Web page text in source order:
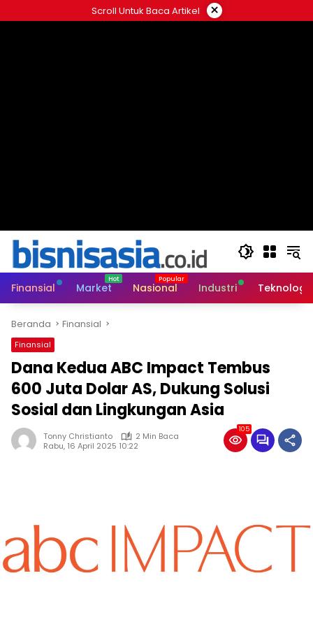
ke
Scroll Untuk Baca Artikel ×
Finansial Market Nasional Industri Teknologi
Beranda Finansial
Finansial
Dana Kedua ABC Impact Tembus
600 Juta Dolar AS, Dukung Solusi
Sosial dan Lingkungan Asia
Tonny Christianto
2 Min Baca
Rabu, 16 April 2025 10:22
105